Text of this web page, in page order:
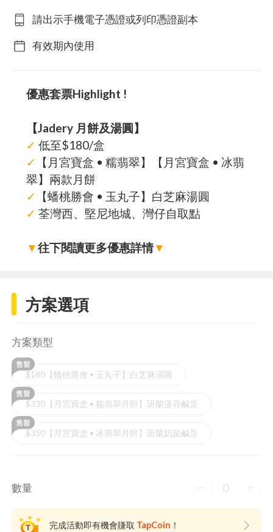
請出示手機電子憑證或列印憑證副本
有效期內使用
優惠套票Highlight !
【Jadery 月餅及湯圓】
✓ 低至$180/盒
✓
【月宮寶盒 • 糯翡翠】【月宮寶盒 • 冰翡
翠】兩款月餅
✓
【蟠桃勝會 • 玉丸子】白芝麻湯圓
✓ 荃灣西、堅尼地城、灣仔自取點
▼往下閱讀更多優惠詳情▼
方案選項
方案類型
$180【蟠桃勝會 • 玉丸子】白芝麻湯圓
$330【月宮寶盒 • 糯翡翠月餅】斑蘭蓮蓉鹹蛋
$350【月宮寶盒 • 冰翡翠月餅】斑蘭奶皇鹹蛋
數量 0
完成活動即有機會賺取 TapCoin ！